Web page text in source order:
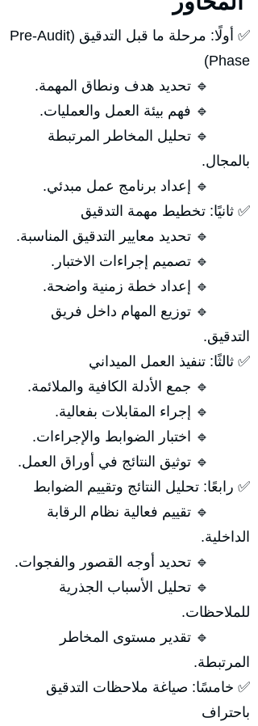
✅ أولًا: مرحلة ما قبل التدقيق (Pre-Audit
Phase)
🔹 تحديد هدف ونطاق المهمة.
🔹 فهم بيئة العمل والعمليات.
🔹 تحليل المخاطر المرتبطة
بالمجال.
🔹 إعداد برنامج عمل مبدئي.
✅ ثانيًا: تخطيط مهمة التدقيق
🔹 تحديد معايير التدقيق المناسبة.
🔹 تصميم إجراءات الاختبار.
🔹 إعداد خطة زمنية واضحة.
🔹 توزيع المهام داخل فريق
التدقيق.
✅ ثالثًا: تنفيذ العمل الميداني
🔹 جمع الأدلة الكافية والملائمة.
🔹 إجراء المقابلات بفعالية.
🔹 اختبار الضوابط والإجراءات.
🔹 توثيق النتائج في أوراق العمل.
✅ رابعًا: تحليل النتائج وتقييم الضوابط
🔹 تقييم فعالية نظام الرقابة
الداخلية.
🔹 تحديد أوجه القصور والفجوات.
🔹 تحليل الأسباب الجذرية
للملاحظات.
🔹 تقدير مستوى المخاطر
المرتبطة.
✅ خامسًا: صياغة ملاحظات التدقيق
باحتراف